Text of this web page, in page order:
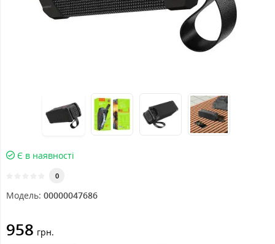
Є в наявності
0
Модель: 00000047686
958 грн.